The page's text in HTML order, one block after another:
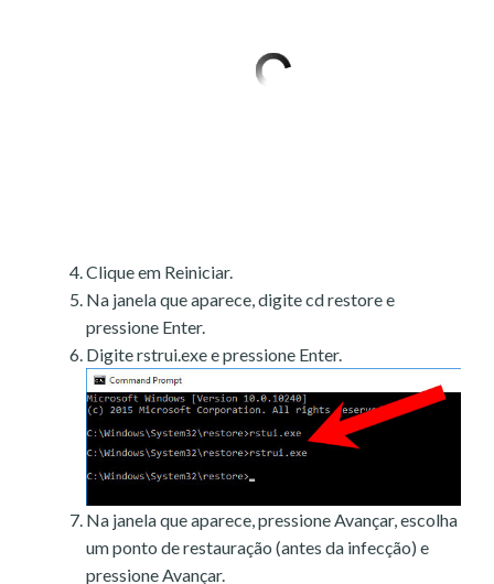
Clique em Reiniciar.
Na janela que aparece, digite cd restore e
pressione Enter.
Digite rstrui.exe e pressione Enter.
Na janela que aparece, pressione Avançar, escolha
um ponto de restauração (antes da infecção) e
pressione Avançar.